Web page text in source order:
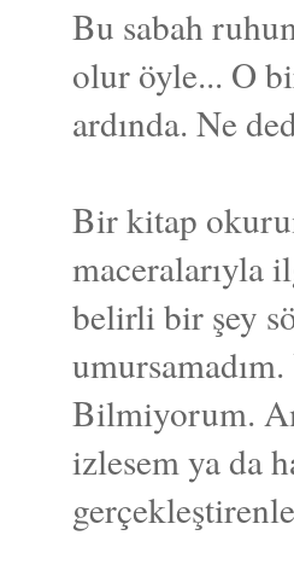
Bu sabah
olur öyle... O
ardında. Ne
Bir kitap
maceralarıyla
belirli bir şey
Bilmiyorum.
izlesem ya da